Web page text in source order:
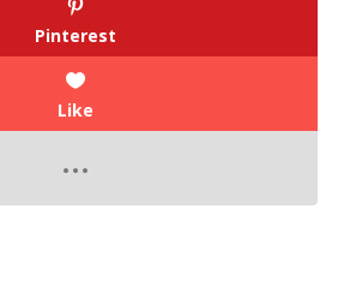
Pinterest
Like